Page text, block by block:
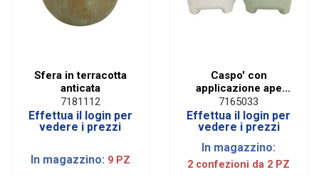
Sfera in terracotta
anticata
7181112
Effettua il login per
vedere i prezzi
In magazzino: 9 PZ
Caspo' con
applicazione ape
dorata (2 PZ)
7165033
Effettua il login per
vedere i prezzi
In magazzino:
2 confezioni da 2 PZ